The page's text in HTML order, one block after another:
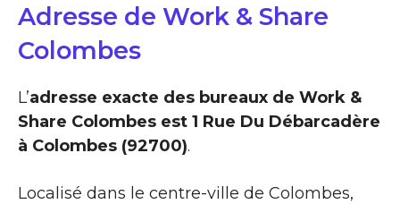
Adresse de Work & Share
Colombes
L’adresse exacte des bureaux de Work &
Share Colombes est 1 Rue Du Débarcadère
à Colombes (92700).
Localisé dans le centre-ville de Colombes,